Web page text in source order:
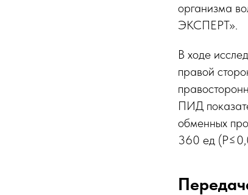
организма
ЭКСПЕРТ».
В ходе
правой
ПИД
обменных
360 ед